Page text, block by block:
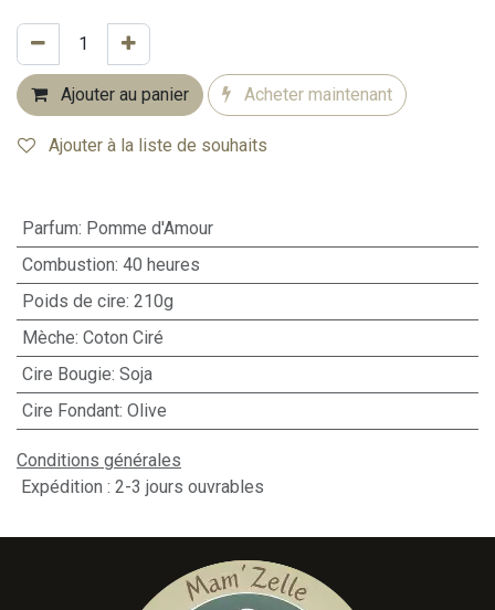
Ajouter au panier Acheter maintenant
Ajouter à la liste de souhaits
Parfum: Pomme d'Amour
Combustion: 40 heures
Poids de cire: 210g
Mèche: Coton Ciré
Cire Bougie: Soja
Cire Fondant: Olive
Conditions générales
Expédition : 2-3 jours ouvrables